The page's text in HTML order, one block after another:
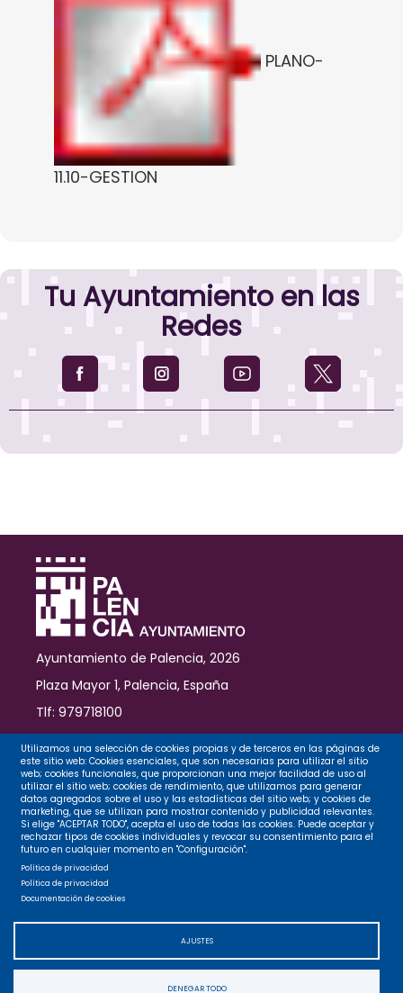
PLANO-
11.10-GESTION
Tu Ayuntamiento en las
Redes
Ayuntamiento de Palencia, 2026
Plaza Mayor 1, Palencia, España
Tlf: 979718100
Contacto
Legal
Privacidad
Accesibilidad
Utilizamos una selección de cookies propias y de terceros en las páginas de
este sitio web: Cookies esenciales, que son necesarias para utilizar el sitio
web; cookies funcionales, que proporcionan una mejor facilidad de uso al
utilizar el sitio web; cookies de rendimiento, que utilizamos para generar
datos agregados sobre el uso y las estadísticas del sitio web; y cookies de
marketing, que se utilizan para mostrar contenido y publicidad relevantes.
Si elige "ACEPTAR TODO", acepta el uso de todas las cookies. Puede aceptar y
rechazar tipos de cookies individuales y revocar su consentimiento para el
futuro en cualquier momento en "Configuración".
Política de privacidad
Política de privacidad
Documentación de cookies
AJUSTES
DENEGAR TODO